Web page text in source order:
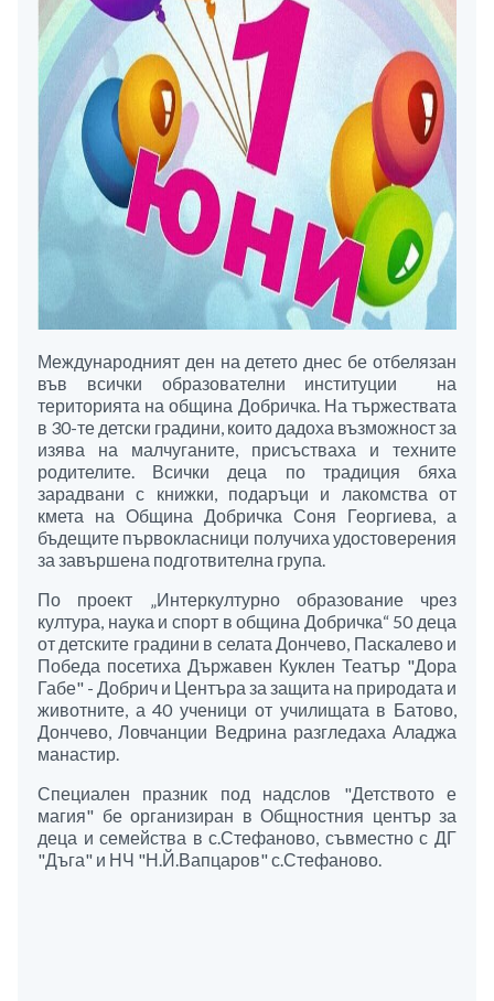
Международният ден на детето днес бе отбелязан
във всички образователни институции на
територията на община Добричка. На тържествата
в 30-те детски градини, които дадоха възможност за
изява на малчуганите, присъстваха и техните
родителите. Всички деца по традиция бяха
зарадвани с книжки, подаръци и лакомства от
кмета на Община Добричка Соня Георгиева, а
бъдещите първокласници получиха удостоверения
за завършена подготвителна група.
По проект „Интеркултурно образование чрез
култура, наука и спорт в община Добричка“ 50 деца
от детските градини в селата Дончево, Паскалево и
Победа посетиха Държавен Куклен Театър "Дора
Габе" - Добрич и Центъра за защита на природата и
животните, а 40 ученици от училищата в Батово,
Дончево, Ловчанции Ведрина разгледаха Аладжа
манастир.
Специален празник под надслов "Детството е
магия" бе организиран в Общностния център за
деца и семейства в с.Стефаново, съвместно с ДГ
"Дъга" и НЧ "Н.Й.Вапцаров" с.Стефаново.